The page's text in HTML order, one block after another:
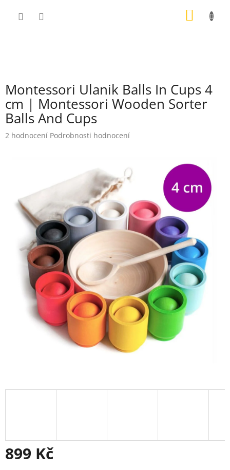
Montessori Ulanik Balls In Cups 4
cm | Montessori Wooden Sorter
Balls And Cups
Průměrné
hvězdiček.
2 hodnocení Podrobnosti hodnocení
899 Kč